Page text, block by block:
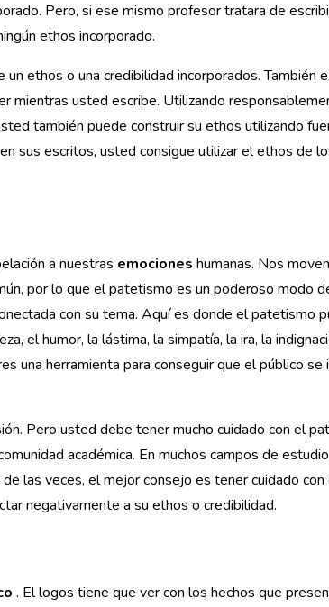
Pero, si ese mismo profesor tratara de
ethos incorporado.
ethos o una credibilidad incorporados. También
mientras usted escribe. Utilizando
también puede construir su ethos utilizando
sus escritos, usted consigue utilizar el ethos de
a nuestras emociones humanas. Nos
por lo que el patetismo es un poderoso modo
con su tema. Aquí es donde el patetismo
el humor, la lástima, la simpatía, la ira, la
una herramienta para conseguir que el público
Pero usted debe tener mucho cuidado con el
académica. En muchos campos de
las veces, el mejor consejo es tener cuidado
negativamente a su ethos o credibilidad.
. El logos tiene que ver con los hechos que